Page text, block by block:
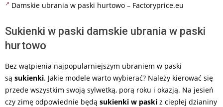
Damskie ubrania w paski hurtowo – Factoryprice.eu
Sukienki w paski damskie ubrania w paski
hurtowo
Bez wątpienia najpopularniejszym ubraniem w paski
są sukienki. Jakie modele warto wybierać? Należy kierować się
przede wszystkim swoją sylwetką, porą roku i okazją. Na jesień
czy zimę odpowiednie będą sukienki w paski z ciepłej dzianiny